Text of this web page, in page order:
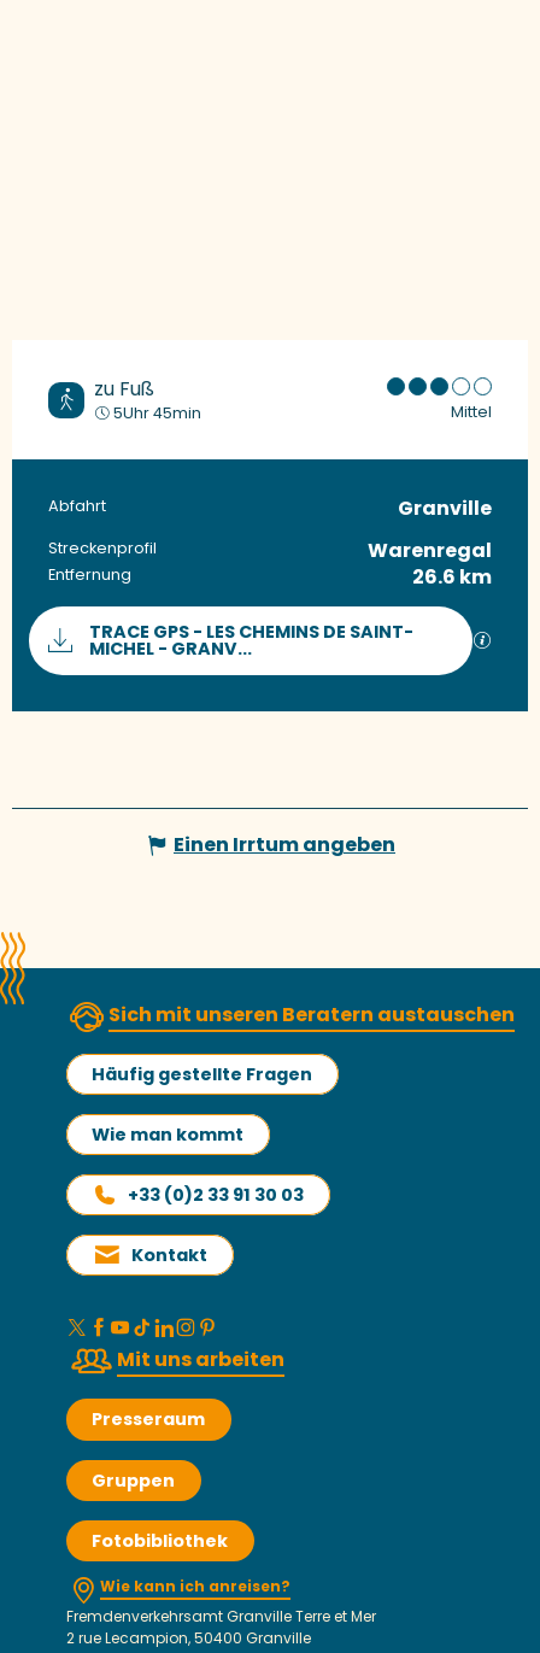
zu Fuß
5Uhr 45min Mittel
Praktische Informationen
Abfahrt Granville
Streckenprofil Warenregal
Entfernung 26.6 km
Dokumentation
TRACE GPS - LES CHEMINS DE SAINT-
MICHEL - GRANV... Mit
Einen Irrtum angeben
Sich mit unseren Beratern austauschen
Häufig gestellte Fragen
Wie man kommt
+33 (0)2 33 91 30 03
Kontakt
Mit uns arbeiten
Presseraum
Gruppen
Fotobibliothek
Wie kann ich anreisen?
Fremdenverkehrsamt Granville Terre et Mer
2 rue Lecampion, 50400 Granville